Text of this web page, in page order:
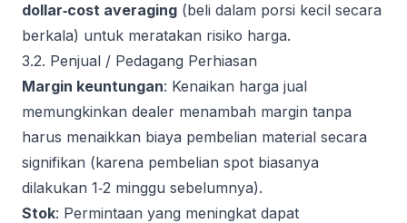
dollar‑cost averaging (beli dalam porsi kecil secara
berkala) untuk meratakan risiko harga.
3.2. Penjual / Pedagang Perhiasan
Margin keuntungan: Kenaikan harga jual
memungkinkan dealer menambah margin tanpa
harus menaikkan biaya pembelian material secara
signifikan (karena pembelian spot biasanya
dilakukan 1‑2 minggu sebelumnya).
Stok: Permintaan yang meningkat dapat